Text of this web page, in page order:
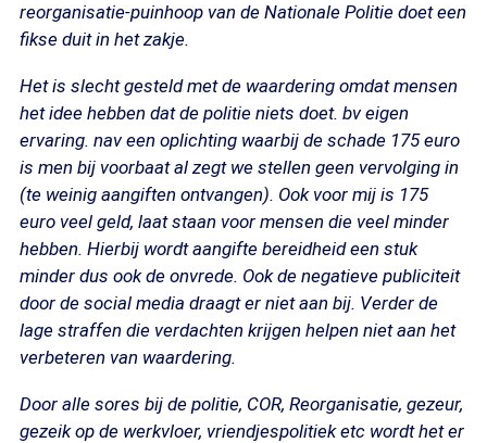
reorganisatie-puinhoop van de Nationale Politie doet een
fikse duit in het zakje.
Het is slecht gesteld met de waardering omdat mensen
het idee hebben dat de politie niets doet. bv eigen
ervaring. nav een oplichting waarbij de schade 175 euro
is men bij voorbaat al zegt we stellen geen vervolging in
(te weinig aangiften ontvangen). Ook voor mij is 175
euro veel geld, laat staan voor mensen die veel minder
hebben. Hierbij wordt aangifte bereidheid een stuk
minder dus ook de onvrede. Ook de negatieve publiciteit
door de social media draagt er niet aan bij. Verder de
lage straffen die verdachten krijgen helpen niet aan het
verbeteren van waardering.
Door alle sores bij de politie, COR, Reorganisatie, gezeur,
gezeik op de werkvloer, vriendjespolitiek etc wordt het er